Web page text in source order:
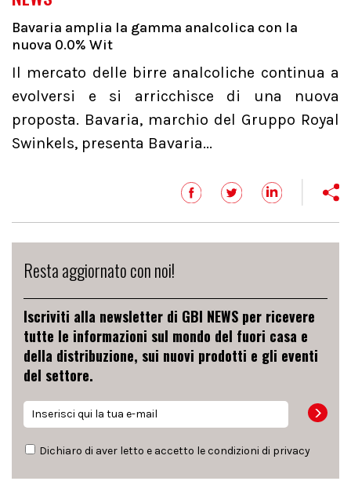
Bavaria amplia la gamma analcolica con la
nuova 0.0% Wit
Il mercato delle birre analcoliche continua a
evolversi e si arricchisce di una nuova
proposta. Bavaria, marchio del Gruppo Royal
Swinkels, presenta Bavaria...
Resta aggiornato con noi!
Iscriviti alla newsletter di GBI NEWS per ricevere
tutte le informazioni sul mondo del fuori casa e
della distribuzione, sui nuovi prodotti e gli eventi
del settore.
Dichiaro di aver letto e accetto le condizioni di privacy